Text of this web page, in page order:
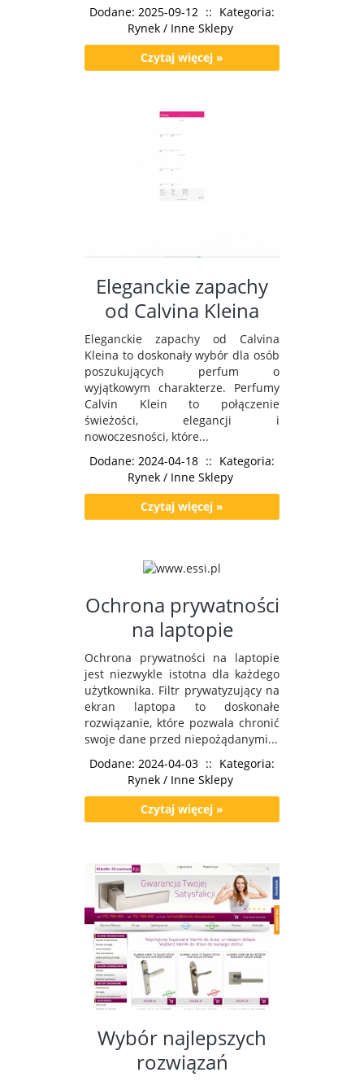
Dodane: 2025-09-12 :: Kategoria:
Rynek / Inne Sklepy
Czytaj więcej »
Eleganckie zapachy
od Calvina Kleina
Eleganckie zapachy od Calvina
Kleina to doskonały wybór dla osób
poszukujących perfum o
wyjątkowym charakterze. Perfumy
Calvin Klein to połączenie
świeżości, elegancji i
nowoczesności, które...
Dodane: 2024-04-18 :: Kategoria:
Rynek / Inne Sklepy
Czytaj więcej »
Ochrona prywatności
na laptopie
Ochrona prywatności na laptopie
jest niezwykle istotna dla każdego
użytkownika. Filtr prywatyzujący na
ekran laptopa to doskonałe
rozwiązanie, które pozwala chronić
swoje dane przed niepożądanymi...
Dodane: 2024-04-03 :: Kategoria:
Rynek / Inne Sklepy
Czytaj więcej »
Wybór najlepszych
rozwiązań